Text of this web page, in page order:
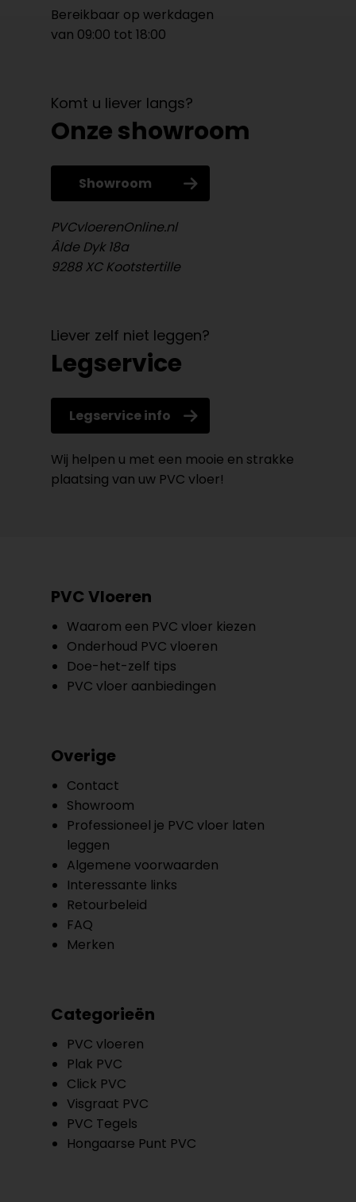
Bereikbaar op werkdagen
van 09:00 tot 18:00
Komt u liever langs?
Onze showroom
Showroom
PVCvloerenOnline.nl
Âlde Dyk 18a
9288 XC Kootstertille
Liever zelf niet leggen?
Legservice
Legservice info
Wij helpen u met een mooie en strakke
plaatsing van uw PVC vloer!
PVC Vloeren
Waarom een PVC vloer kiezen
Onderhoud PVC vloeren
Doe-het-zelf tips
PVC vloer aanbiedingen
Overige
Contact
Showroom
Professioneel je PVC vloer laten
leggen
Algemene voorwaarden
Interessante links
Retourbeleid
FAQ
Merken
Categorieën
PVC vloeren
Plak PVC
Click PVC
Visgraat PVC
PVC Tegels
Hongaarse Punt PVC